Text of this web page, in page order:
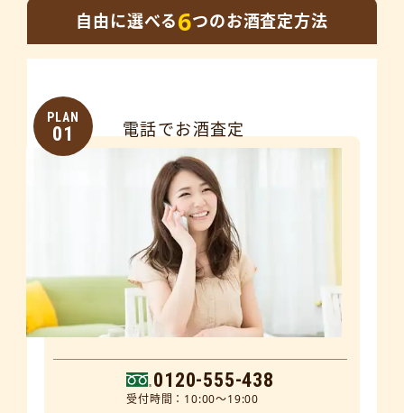
自由に選べる6つのお酒査定方法
PLAN
01 電話でお酒査定
0120-555-438
受付時間：10:00～19:00